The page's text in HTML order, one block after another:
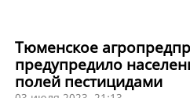
Тюменское
предупредило
полей пестицидами